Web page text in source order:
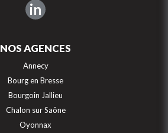
in
NOS AGENCES
Annecy
Bourg en Bresse
Bourgoin Jallieu
Chalon sur Saône
Oyonnax